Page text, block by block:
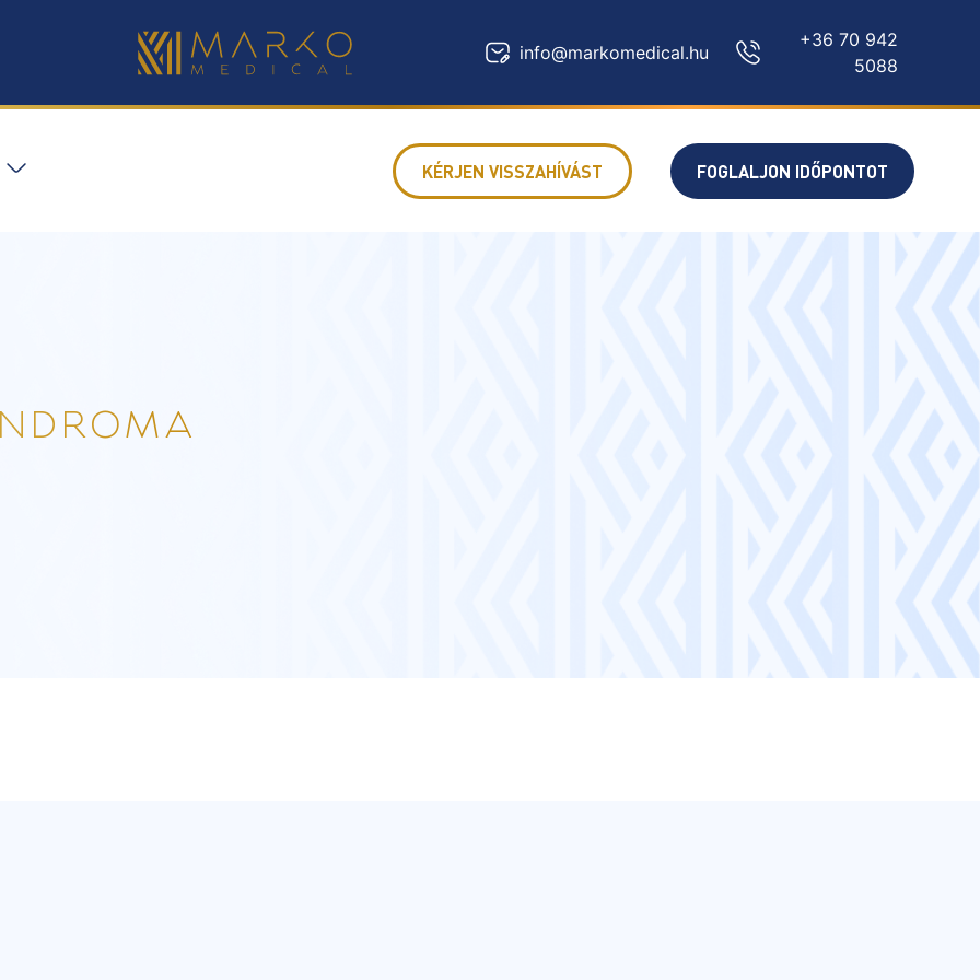
info@markomedical.hu
+36 70 942
5088
KÉRJEN VISSZAHÍVÁST FOGLALJON IDŐPONTOT